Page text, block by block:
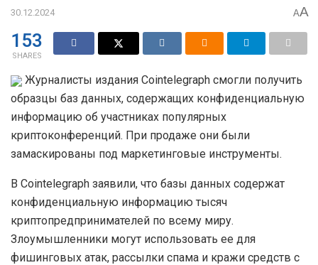
30.12.2024 AA
153
SHARES
Журналисты издания Cointelegraph смогли получить
образцы баз данных, содержащих конфиденциальную
информацию об участниках популярных
криптоконференций. При продаже они были
замаскированы под маркетинговые инструменты.
В Cointelegraph заявили, что базы данных содержат
конфиденциальную информацию тысяч
криптопредпринимателей по всему миру.
Злоумышленники могут использовать ее для
фишинговых атак, рассылки спама и кражи средств с